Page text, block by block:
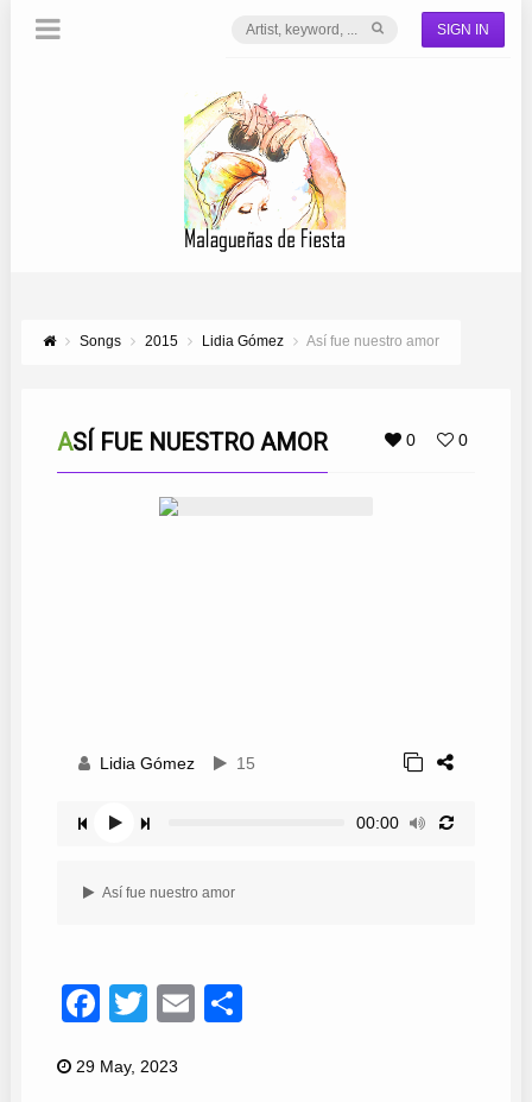
SIGN IN
Songs 2015 Lidia Gómez Así fue nuestro amor
0 0
ASÍ FUE NUESTRO AMOR
Lidia Gómez 15
00:00
Así fue nuestro amor
Facebook
TwitterEmail
29 May, 2023